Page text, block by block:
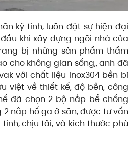
kỹ tính, luôn đặt sự hiện đại
khi xây dựng ngôi nhà của
bị những sản phẩm thẩm
cho không gian sống,, anh đã
với chất liệu inox304 bền bỉ
việt về thiết kế, độ bền, công
đã chọn 2 bộ nắp bể chống
nắp hố ga ở sân, được tư vấn
chịu tải, và kích thước phù